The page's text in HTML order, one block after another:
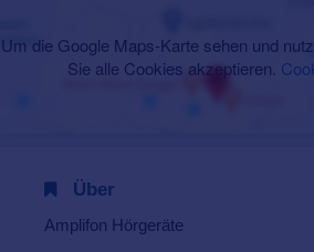
Um die Google Maps-Karte sehen und
Sie alle Cookies akzeptieren.
Über
Amplifon Hörgeräte